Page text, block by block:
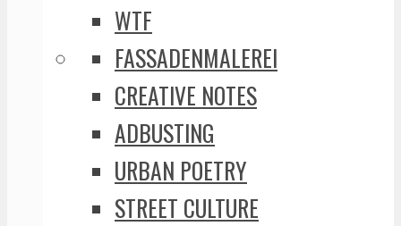
WTF
FASSADENMALEREI
CREATIVE NOTES
ADBUSTING
URBAN POETRY
STREET CULTURE